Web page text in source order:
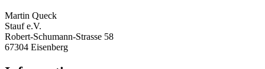
Martin Queck
Stauf e.V.
Robert-Schumann-Strasse 58
67304 Eisenberg